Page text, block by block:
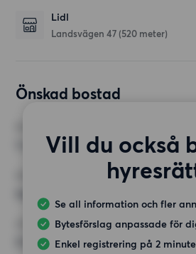
Lidl
Landsvägen 47 (520 meter)
Önskad bostad
Vill du också
Se all information och fler
Bytesförslag anpassade för
Enkel registrering på 2
MINST ANTAL KVADRATMETER
HÖGSTA HYRA
5 000 kr